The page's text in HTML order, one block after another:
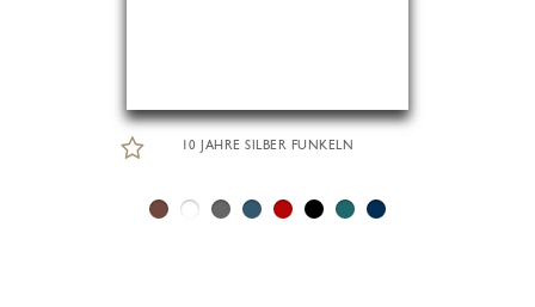
10 JAHRE SILBER FUNKELN